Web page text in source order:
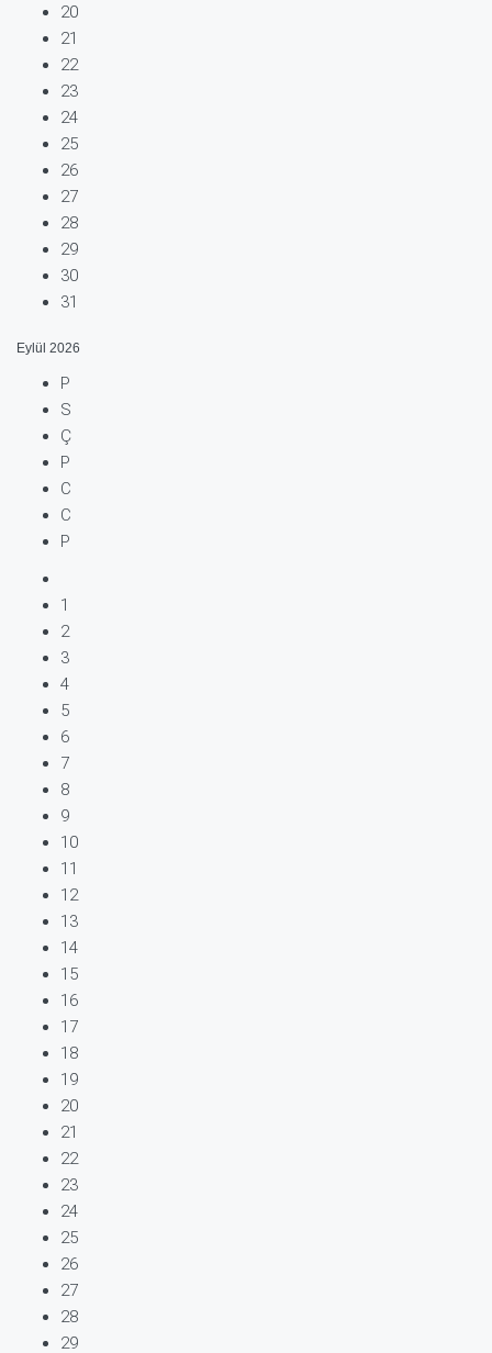
20
21
22
23
24
25
26
27
28
29
30
31
Eylül 2026
P
S
Ç
P
C
C
P
1
2
3
4
5
6
7
8
9
10
11
12
13
14
15
16
17
18
19
20
21
22
23
24
25
26
27
28
29